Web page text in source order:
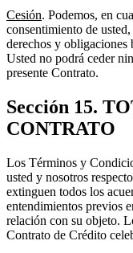
Cesión. Podemos, en
consentimiento de
derechos y obligaciones
Usted no podrá ceder
presente Contrato.
Sección 15.
CONTRATO
Los Términos y
usted y nosotros
extinguen todos los
entendimientos previos
relación con su objeto.
Contrato de Crédito